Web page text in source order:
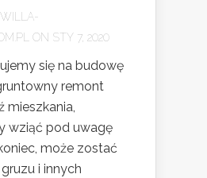
WILLA-
ON STY 7, 2020
się na budowę
remont
mieszkania,
wziąć pod uwagę
może zostać
i innych